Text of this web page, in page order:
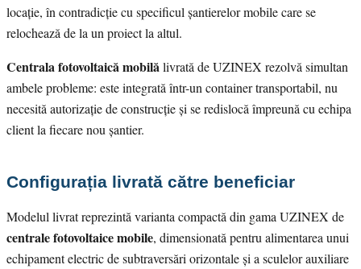
locație, în contradicție cu specificul șantierelor mobile care se
relochează de la un proiect la altul.
Centrala fotovoltaică mobilălivrată de UZINEX rezolvă simultan
ambele probleme: este integrată într-un container transportabil, nu
necesită autorizație de construcție și se redislocă împreună cu echipa
client la fiecare nou șantier.
Configurația livrată către beneficiar
Modelul livrat reprezintă varianta compactă din gama UZINEX de
centrale fotovoltaice mobile, dimensionată pentru alimentarea unui
echipament electric de subtraversări orizontale și a sculelor auxiliare